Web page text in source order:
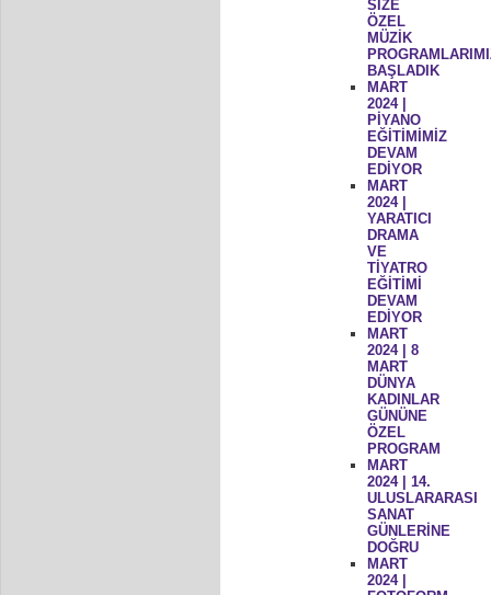
SİZE
ÖZEL
MÜZİK
BAŞLADIK
MART
2024 |
PİYANO
EĞİTİMİMİZ
DEVAM
EDİYOR
MART
2024 |
YARATICI
DRAMA
VE
TİYATRO
EĞİTİMİ
DEVAM
EDİYOR
MART
2024 | 8
MART
DÜNYA
KADINLAR
GÜNÜNE
ÖZEL
PROGRAM
MART
2024 | 14.
ULUSLARARASI
SANAT
GÜNLERİNE
DOĞRU
MART
2024 |